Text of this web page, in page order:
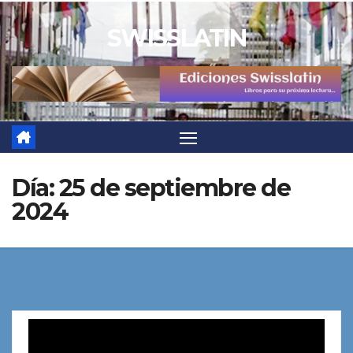
Saltar
al
contenido
SWISSLATIN
Día:25 de septiembre de
2024